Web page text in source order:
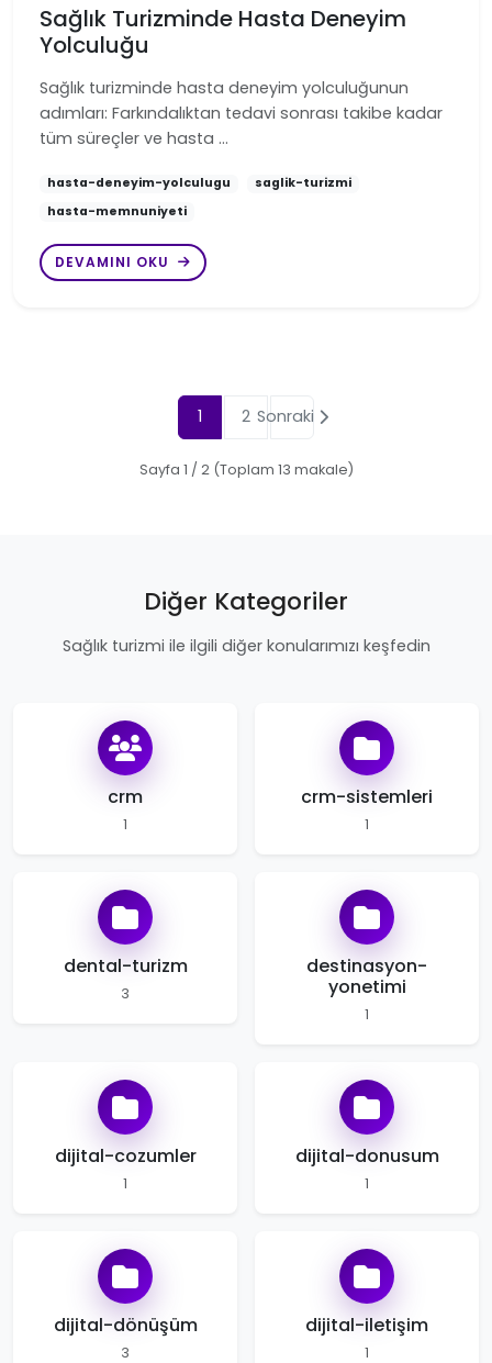
Sağlık Turizminde Hasta Deneyim
Yolculuğu
Sağlık turizminde hasta deneyim yolculuğunun
adımları: Farkındalıktan tedavi sonrası takibe kadar
tüm süreçler ve hasta …
hasta-deneyim-yolculugu
saglik-turizmi
hasta-memnuniyeti
DEVAMINI OKU
1 2 Sonraki
Sayfa 1 / 2 (Toplam 13 makale)
Diğer Kategoriler
Sağlık turizmi ile ilgili diğer konularımızı keşfedin
crm
1
crm-sistemleri
1
dental-turizm
3
destinasyon-
yonetimi
1
dijital-cozumler
1
dijital-donusum
1
dijital-dönüşüm
3
dijital-iletişim
1